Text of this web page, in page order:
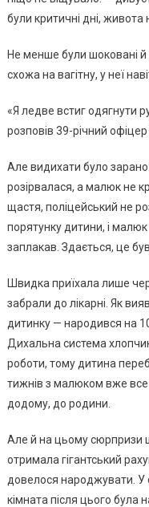
були критичні дні, живота
Не менше були шоковані й
схожа на вагітну, у неї
«Я ледве встиг одягнути
розповів 39-річний
Але видихати було
розірвалася, а малюк не
щастя, поліцейський не
порятунку дитини, і
заплакав. Здається, це
Швидка приїхала лише
забрали до лікарні. Як
дитинку — народився на
Дихальна система
роботи, тому дитина
тижнів з малюком вже все
додому, до родини.
Але й на цьому сюрпризи
отримала гігантський
довелося народжувати. У
кімната після цього була